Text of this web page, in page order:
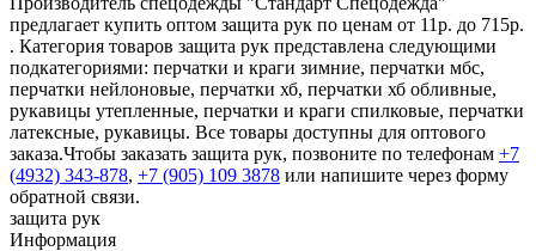
предлагает купить оптом защита рук по ценам от 11р. до 715р.
. Категория товаров защита рук представлена следующими
подкатегориями: перчатки и краги зимние, перчатки мбс,
перчатки нейлоновые, перчатки хб, перчатки хб обливные,
рукавицы утепленные, перчатки и краги спилковые, перчатки
латексные, рукавицы. Все товары доступны для оптового
заказа.Чтобы заказать защита рук, позвоните по телефонам +7
(4932) 343-878, +7 (905) 109 3878 или напишите через форму
обратной связи.
защита рук
Информация